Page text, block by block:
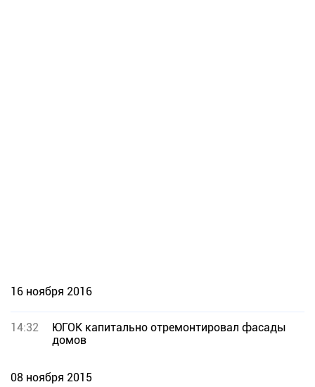
16 ноября 2016
14:32
ЮГОК капитально отремонтировал фасады
домов
08 ноября 2015